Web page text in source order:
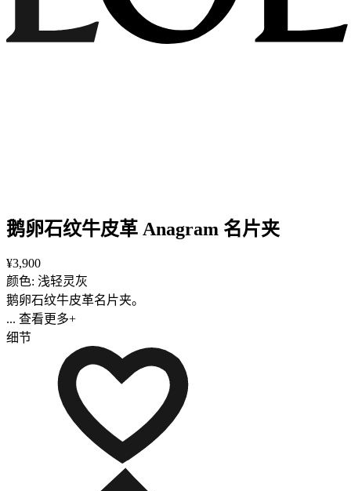
鹅卵石纹牛皮革 Anagram 名片夹
¥3,900
颜色: 浅轻灵灰
鹅卵石纹牛皮革名片夹。
... 查看更多+
细节